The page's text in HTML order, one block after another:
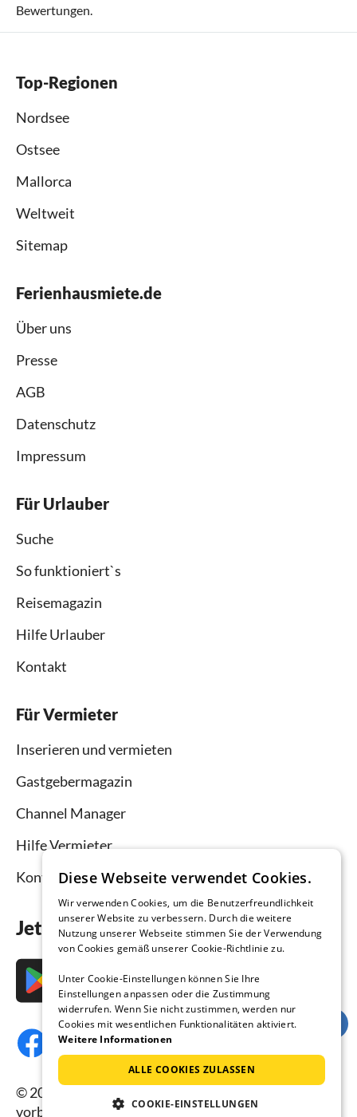
Bewertungen.
Top-Regionen
Nordsee
Ostsee
Mallorca
Weltweit
Sitemap
Ferienhausmiete.de
Über uns
Presse
AGB
Datenschutz
Impressum
Für Urlauber
Suche
So funktioniert`s
Reisemagazin
Hilfe Urlauber
Kontakt
Für Vermieter
Inserieren und vermieten
Gastgebermagazin
Channel Manager
Hilfe Vermieter
Kontakt
Jetzt die App downloaden
© 2026 Ferienhausmiete.de, alle Rechte
vorbehalten.
Diese Webseite verwendet Cookies.
Wir verwenden Cookies, um die Benutzerfreundlichkeit
unserer Website zu verbessern. Durch die weitere
Nutzung unserer Webseite stimmen Sie der Verwendung
von Cookies gemäß unserer Cookie-Richtlinie zu.
Unter Cookie-Einstellungen können Sie Ihre
Einstellungen anpassen oder die Zustimmung
widerrufen. Wenn Sie nicht zustimmen, werden nur
Cookies mit wesentlichen Funktionalitäten aktiviert.
Weitere Informationen
ALLE COOKIES ZULASSEN
COOKIE-EINSTELLUNGEN